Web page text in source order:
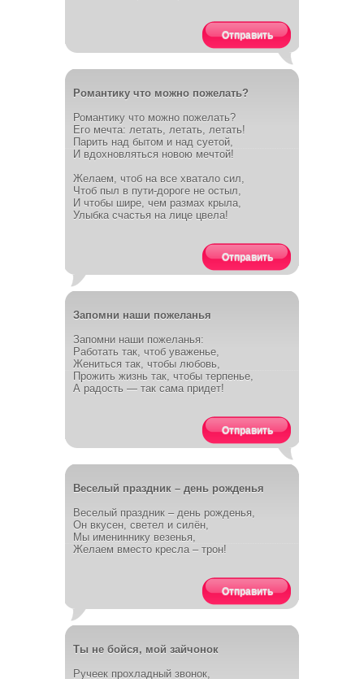
Отправить
Романтику что можно пожелать?
Романтику что можно пожелать?
Его мечта: летать, летать, летать!
Парить над бытом и над суетой,
И вдохновляться новою мечтой!
Желаем, чтоб на все хватало сил,
Чтоб пыл в пути-дороге не остыл,
И чтобы шире, чем размах крыла,
Улыбка счастья на лице цвела!
Отправить
Запомни наши пожеланья
Запомни наши пожеланья:
Работать так, чтоб уваженье,
Жениться так, чтобы любовь,
Прожить жизнь так, чтобы терпенье,
А радость — так сама придет!
Отправить
Веселый праздник – день рожденья
Веселый праздник – день рожденья,
Он вкусен, светел и силён,
Мы имениннику везенья,
Желаем вместо кресла – трон!
Отправить
Ты не бойся, мой зайчонок
Ручеек прохладный звонок,